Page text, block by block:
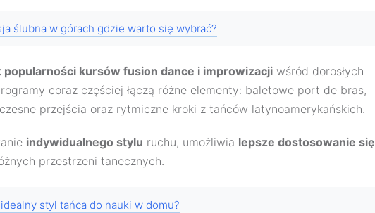
ślubna w górach gdzie warto się wybrać?
kursów fusion dance i improwizacji wśród dorosłych
coraz częściej łączą różne elementy: baletowe port de bras,
przejścia oraz rytmiczne kroki z tańców latynoamerykańskich.
indywidualnego stylu ruchu, umożliwia lepsze dostosowanie się
przestrzeni tanecznych.
styl tańca do nauki w domu?